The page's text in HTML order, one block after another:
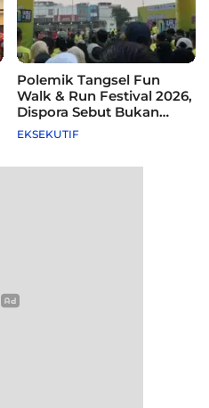
Polemik Tangsel Fun
Walk & Run Festival 2026,
Dispora Sebut Bukan
Agenda Pemkot
EKSEKUTIF